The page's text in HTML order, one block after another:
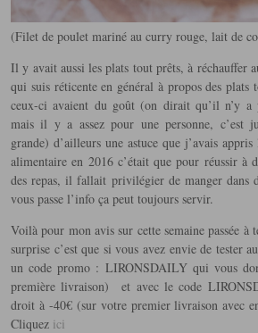
(Filet de poulet mariné au curry rouge, lait de
Il y avait aussi les plats tout prêts, à réchauffer
qui suis réticente en général à propos des plats
ceux-ci avaient du goût (on dirait qu’il n’y a
mais il y a assez pour une personne, c’est
grande) d’ailleurs une astuce que j’avais
alimentaire en 2016 c’était que pour réussir à
des repas, il fallait privilégier de manger dans
vous passe l’info ça peut toujours servir.
Voilà pour mon avis sur cette semaine passée
surprise c’est que si vous avez envie de tester
un code promo : LIRONSDAILY qui vous
première livraison) et avec le code
droit à -40€ (sur votre premier livraison avec
Cliquez ici